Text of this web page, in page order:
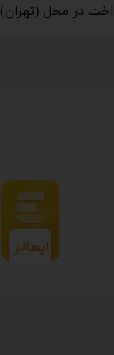
در محل (تهران)​​​​​​​